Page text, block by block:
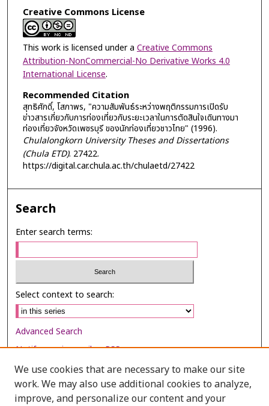
Creative Commons License
This work is licensed under a Creative Commons
Attribution-NonCommercial-No Derivative Works 4.0
International License.
Recommended Citation
สุทธิศักดิ์, โสภาพร, "ความสัมพันธ์ระหว่างพฤติกรรมการเปิดรับ
ข่าวสารเกี่ยวกับการท่องเที่ยวกับระยะเวลาในการตัดสินใจเดินทางมา
ท่องเที่ยวจังหวัดเพชรบุรี ของนักท่องเที่ยวชาวไทย" (1996).
Chulalongkorn University Theses and Dissertations
(Chula ETD). 27422.
https://digital.car.chula.ac.th/chulaetd/27422
Search
Enter search terms:
Select context to search:
Advanced Search
Notify me via email orRSS
Browse
Collections
We use cookies that are necessary to make our site
work. We may also use additional cookies to analyze,
improve, and personalize our content and your